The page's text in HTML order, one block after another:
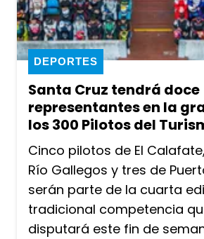
Santa Cruz tendrá doce
representantes en la
los 300 Pilotos del
DEPORTES
Cinco pilotos de El
Río Gallegos y tres de
serán parte de la cuarta
tradicional competencia
disputará este fin de